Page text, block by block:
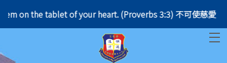
on the tablet of your heart. (Proverbs 3:3) 不可使慈愛、